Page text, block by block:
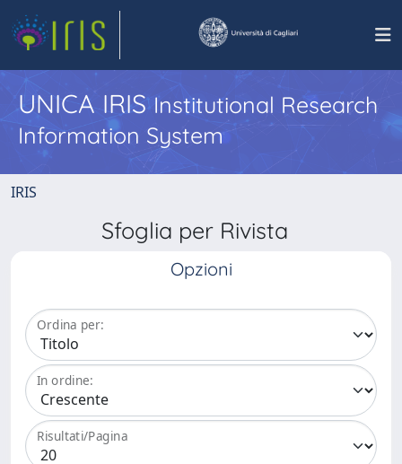
UNICA IRISInstitutional Research
Information System
IRIS
Sfoglia per Rivista
Opzioni
Ordina per:
In ordine:
Risultati/Pagina